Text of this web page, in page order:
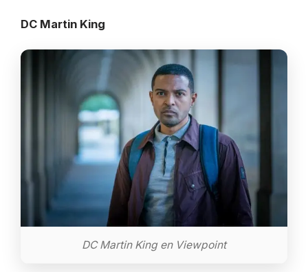
DC Martin King
DC Martin King en Viewpoint